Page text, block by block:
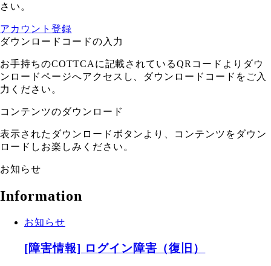
さい。
アカウント登録
ダウンロードコードの入力
お手持ちのCOTTCAに記載されているQRコードよりダウ
ンロードページへアクセスし、ダウンロードコードをご入
力ください。
コンテンツのダウンロード
表示されたダウンロードボタンより、コンテンツをダウン
ロードしお楽しみください。
お知らせ
Information
お知らせ
[障害情報] ログイン障害（復旧）